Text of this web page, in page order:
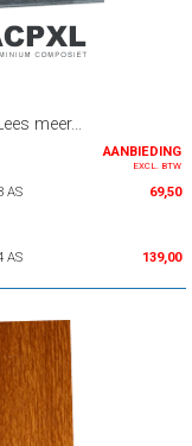
meer...
AANBIEDING
EXCL. BTW
AS 69,50
AS 139,00